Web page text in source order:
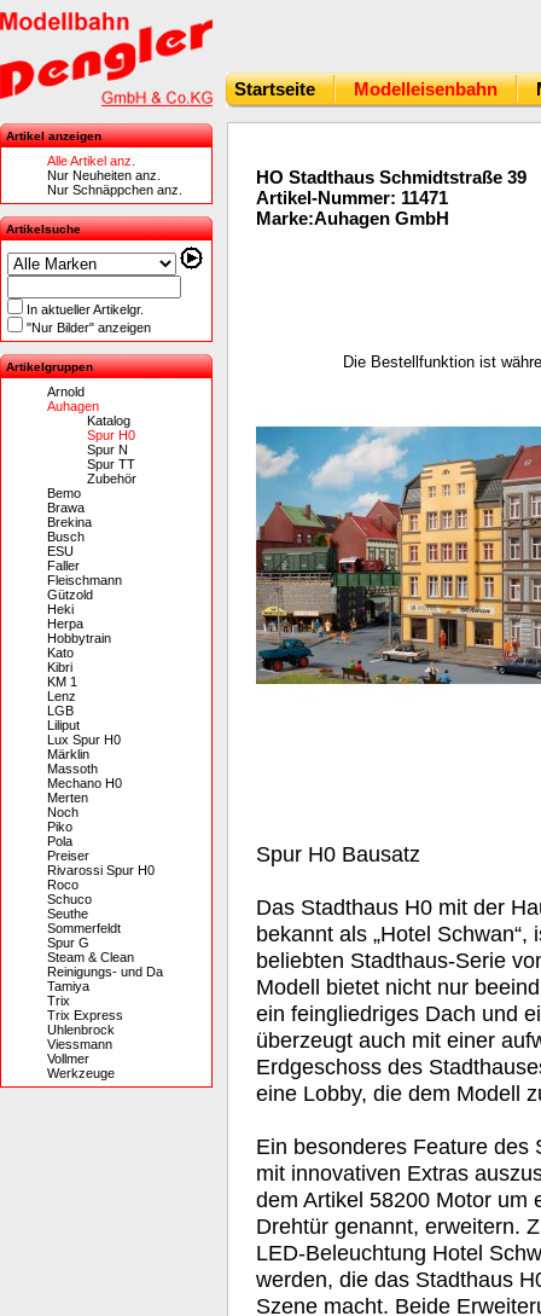
Startseite Modelleisenbahn
Artikel anzeigen
Alle Artikel anz.
Nur Neuheiten anz.
Nur Schnäppchen anz.
Artikelsuche
In aktueller Artikelgr.
"Nur Bilder" anzeigen
Artikelgruppen
Arnold
Auhagen
Katalog
Spur H0
Spur N
Spur TT
Zubehör
Bemo
Brawa
Brekina
Busch
ESU
Faller
Fleischmann
Gützold
Heki
Herpa
Hobbytrain
Kato
Kibri
KM 1
Lenz
LGB
Liliput
Lux Spur H0
Märklin
Massoth
Mechano H0
Merten
Noch
Piko
Pola
Preiser
Rivarossi Spur H0
Roco
Schuco
Seuthe
Sommerfeldt
Spur G
Steam & Clean
Reinigungs- und Da
Tamiya
Trix
Trix Express
Uhlenbrock
Viessmann
Vollmer
Werkzeuge
HO Stadthaus Schmidtstraße 39
Artikel-Nummer: 11471
Marke:Auhagen GmbH
Die Bestellfunktion ist
Spur H0 Bausatz
Das Stadthaus H0 mit der
bekannt als „Hotel
beliebten Stadthaus-Serie
Modell bietet nicht nur
ein feingliedriges Dach und
überzeugt auch mit einer
Erdgeschoss des
eine Lobby, die dem Modell
Ein besonderes Feature des
mit innovativen Extras
dem Artikel 58200 Motor um
Drehtür genannt, erweitern.
LED-Beleuchtung Hotel
werden, die das Stadthaus
Szene macht. Beide